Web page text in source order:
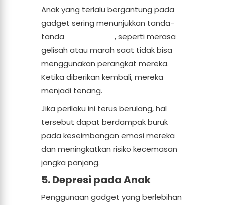
Anak yang terlalu bergantung pada
gadget sering menunjukkan tanda-
tanda
, seperti merasa
gelisah atau marah saat tidak bisa
menggunakan perangkat mereka.
Ketika diberikan kembali, mereka
menjadi tenang.
Jika perilaku ini terus berulang, hal
tersebut dapat berdampak buruk
pada keseimbangan emosi mereka
dan meningkatkan risiko kecemasan
jangka panjang.
5. Depresi pada Anak
Penggunaan gadget yang berlebihan